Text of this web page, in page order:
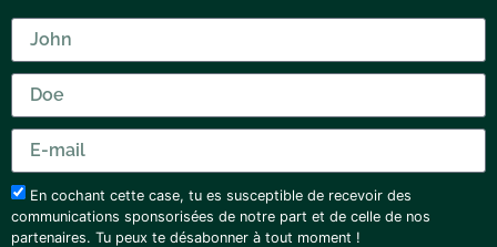
En cochant cette case, tu es susceptible de recevoir des
communications sponsorisées de notre part et de celle de nos
partenaires. Tu peux te désabonner à tout moment !